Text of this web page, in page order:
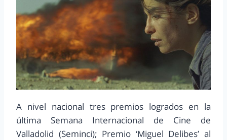
A nivel nacional tres premios logrados en la
última Semana Internacional de Cine de
Valladolid (Seminci); Premio ‘Miguel Delibes’ al